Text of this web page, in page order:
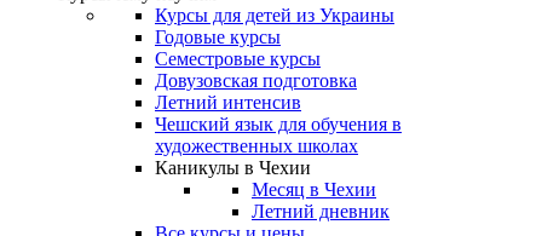
Курсы для детей из Украины
Годовые курсы
Семестровые курсы
Довузовская подготовка
Летний интенсив
Чешский язык для обучения в
художественных школах
Каникулы в Чехии
Месяц в Чехии
Летний дневник